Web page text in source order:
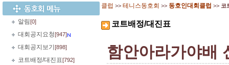
알림[0]
대회공지요청[947]
대회공지보기 [898]
코트배정/대진표[792]
클럽 >> 테니스동호회 >> 동호인대회클럽 >> 코
코트배정/대진표
함안아라가야배